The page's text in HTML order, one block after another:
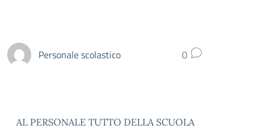
Personale scolastico 0
AL PERSONALE TUTTO DELLA SCUOLA